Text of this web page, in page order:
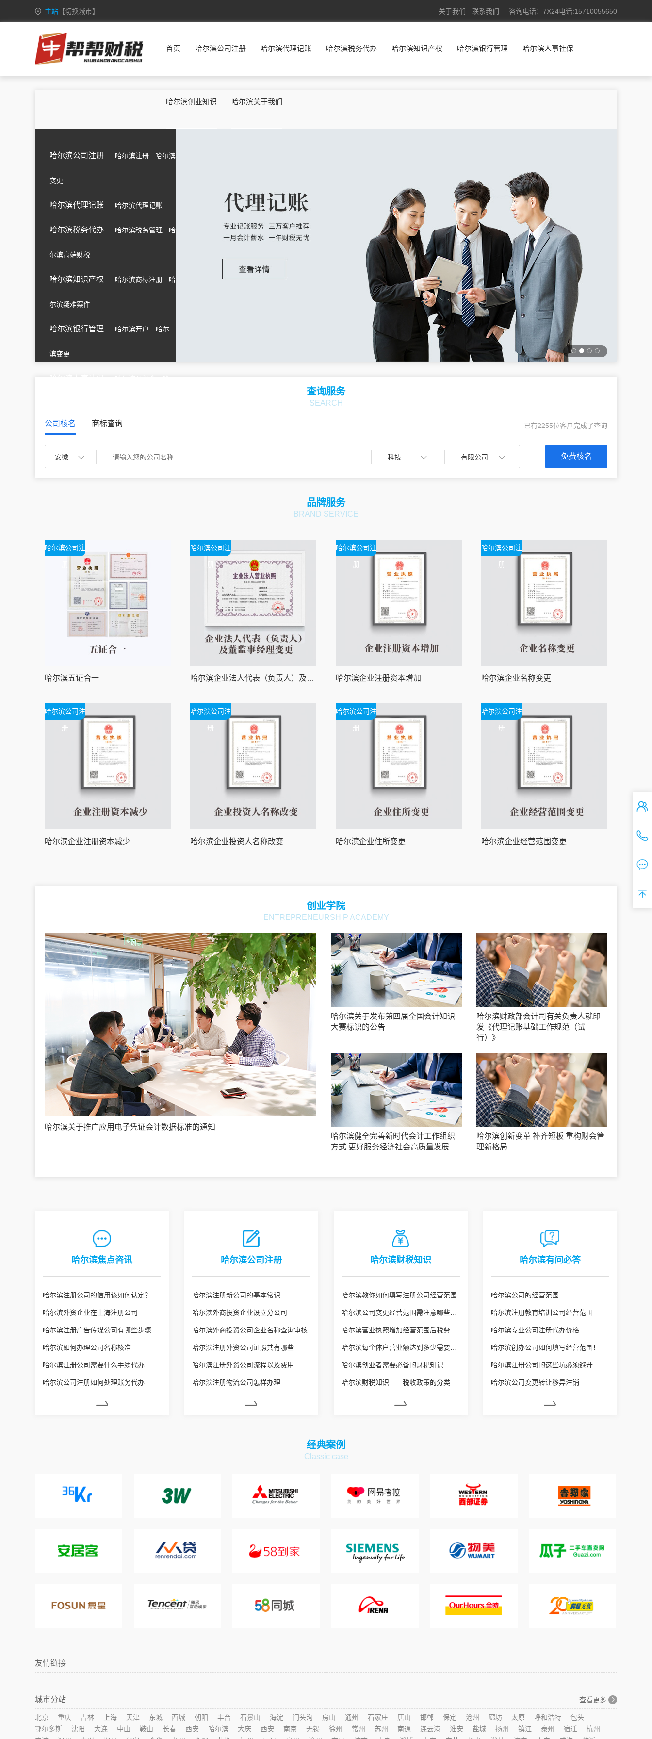
主站 【切换城市】
安徽
重庆 万州 涪陵 渝中
黑龙江 哈尔滨 齐齐哈尔 鸡西 鹤岗 河南 郑州 开封
吉林
内蒙古 呼和浩特 包头 乌海 宁夏 银川 石嘴山 吴忠
关于我们 联系我们 咨询电话：7X24电话:15710055650
首页 哈尔滨公司注册 哈尔滨代理记账 哈尔滨税务代办 哈尔滨知识产权 哈尔滨银行管理 哈尔滨人事社保
哈尔滨创业知识 哈尔滨关于我们
哈尔滨公司注册 哈尔滨注册 哈尔滨
变更
哈尔滨代理记账 哈尔滨代理记账
哈尔滨税务代办 哈尔滨税务管理 哈
尔滨高端财税
哈尔滨知识产权 哈尔滨商标注册 哈
尔滨疑难案件
哈尔滨银行管理 哈尔滨开户 哈尔
滨变更
查询服务
SEARCH
公司核名 商标查询 已有2255位客户完成了查询
免费核名
品牌服务
BRAND SERVICE
哈尔滨公司注
哈尔滨五证合一
哈尔滨公司注
哈尔滨企业法人代表（负责人）及董监事经理变更
哈尔滨公司注
册
哈尔滨企业注册资本增加
哈尔滨公司注
册
哈尔滨企业名称变更
哈尔滨公司注
册
哈尔滨企业注册资本减少
哈尔滨公司注
册
哈尔滨企业投资人名称改变
哈尔滨公司注
册
哈尔滨企业住所变更
哈尔滨公司注
册
哈尔滨企业经营范围变更
创业学院
ENTREPRENEURSHIP ACADEMY
哈尔滨关于推广应用电子凭证会计数据标准的通知
哈尔滨关于发布第四届全国会计知识
大赛标识的公告
哈尔滨财政部会计司有关负责人就印
发《代理记账基础工作规范（试
行）》
哈尔滨健全完善新时代会计工作组织
方式 更好服务经济社会高质量发展
哈尔滨创新变革 补齐短板 重构财会管
理新格局
哈尔滨焦点咨讯
哈尔滨注册公司的信用该如何认定？
哈尔滨外资企业在上海注册公司
哈尔滨注册广告传媒公司有哪些步骤
哈尔滨如何办理公司名称核准
哈尔滨注册公司需要什么手续代办
哈尔滨公司注册如何处理账务代办
哈尔滨公司注册
哈尔滨注册新公司的基本常识
哈尔滨外商投资企业设立分公司
哈尔滨外商投资公司企业名称查询审核
哈尔滨注册外资公司证照共有哪些
哈尔滨注册外资公司流程以及费用
哈尔滨注册物流公司怎样办理
哈尔滨财税知识
哈尔滨教你如何填写注册公司经营范围
哈尔滨公司变更经营范围需注意哪些问题？
哈尔滨营业执照增加经营范围后税务也要变更吗？
哈尔滨每个体户营业额达到多少需要建账？
哈尔滨创业者需要必备的财税知识
哈尔滨财税知识——税收政策的分类
哈尔滨有问必答
哈尔滨公司的经营范围
哈尔滨注册教育培训公司经营范围
哈尔滨专业公司注册代办价格
哈尔滨创办公司如何填写经营范围！
哈尔滨注册公司的这些坑必须避开
哈尔滨公司变更转让移异注销
经典案例
Classic case
友情链接
城市分站 查看更多
北京 重庆 吉林 上海 天津 东城 西城 朝阳 丰台 石景山 海淀 门头沟 房山 通州 石家庄 唐山 邯郸 保定 沧州 廊坊 太原 呼和浩特
包头
鄂尔多斯
沈阳 大连 中山 鞍山 长春 西安 哈尔滨 大庆 西安 南京 无锡 徐州 常州 苏州 南通 连云港 淮安 盐城 扬州 镇江 泰州 宿迁
杭州